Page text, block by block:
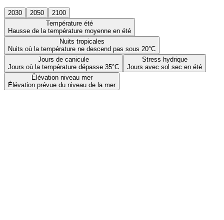
2030 2050
2100
Température été
Hausse de la température moyenne en été
Nuits tropicales
Nuits où la température ne descend pas sous 20°C
Jours de canicule
Jours où la température dépasse 35°C
Stress hydrique
Jours avec sol sec en été
Élévation niveau mer
Élévation prévue du niveau de la mer